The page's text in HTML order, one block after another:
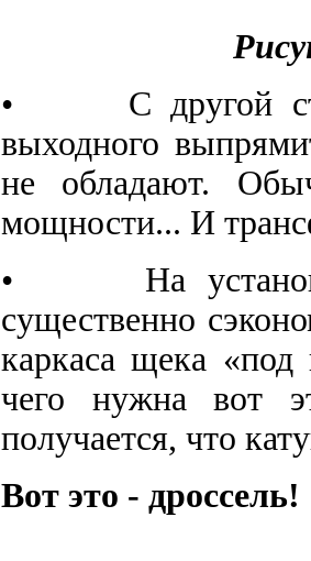
• С другой
выходного
не обладают.
мощности... И
• На
существенно
каркаса щека «под
чего нужна вот
получается, что
Вот это - дроссель!